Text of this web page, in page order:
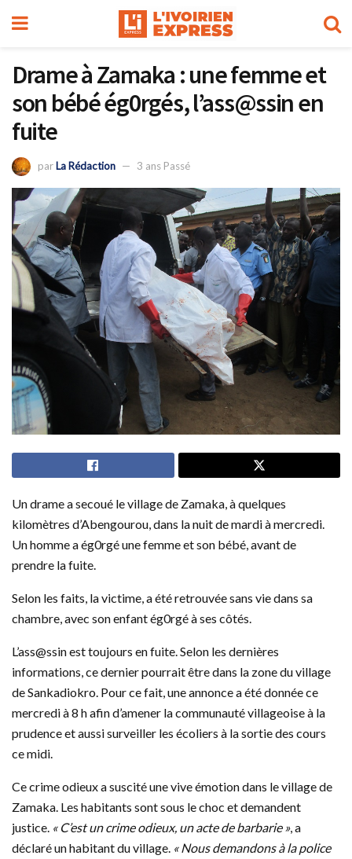
Drame à Zamaka : une femme et
son bébé ég0rgés, l’ass@ssin en
fuite
parLa Rédaction 3 ans Passé
Un drame a secoué le village de Zamaka, à quelques
kilomètres d’Abengourou, dans la nuit de mardi à mercredi.
Un homme a ég0rgé une femme et son bébé, avant de
prendre la fuite.
Selon les faits, la victime, a été retrouvée sans vie dans sa
chambre, avec son enfant ég0rgé à ses côtés.
L’ass@ssin est toujours en fuite. Selon les dernières
informations, ce dernier pourrait être dans la zone du village
de Sankadiokro. Pour ce fait, une annonce a été donnée ce
mercredi à 8 h afin d’amener la communauté villageoise à la
prudence et aussi surveiller les écoliers à la sortie des cours
ce midi.
Ce crime odieux a suscité une vive émotion dans le village de
Zamaka. Les habitants sont sous le choc et demandent
justice. « C’est un crime odieux, un acte de barbarie », a
déclaré un habitant du village. « Nous demandons à la police